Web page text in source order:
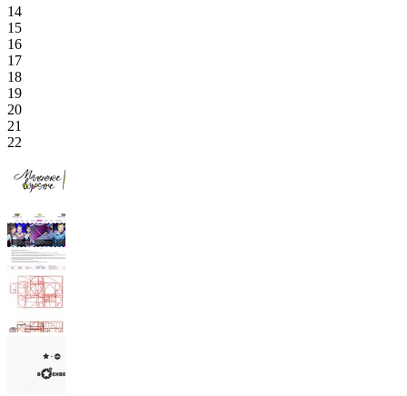
14
15
16
17
18
19
20
21
22